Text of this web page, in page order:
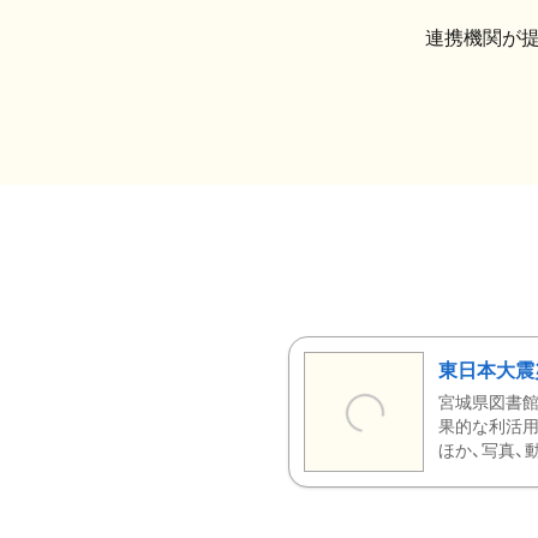
連携機関が
東日本大
宮城県図書
果的な利活
ほか、写真、